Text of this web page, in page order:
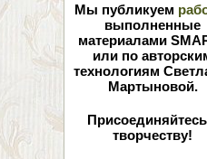
Мы публикуем
выполненные
материалами
или по
технологиям
Мартыновой.
творчеству!